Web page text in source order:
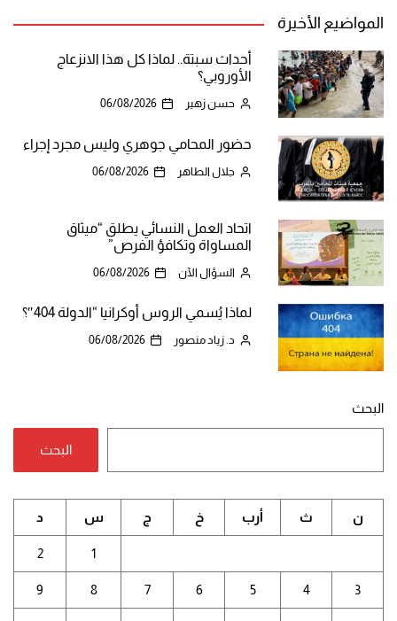
المواضيع الأخيرة
أحداث سبتة.. لماذا كل هذا الانزعاج
الأوروبي؟
حسن زهير 06/08/2026
حضور المحامي جوهري وليس مجرد إجراء
جلال الطاهر 06/08/2026
اتحاد العمل النسائي يطلق “ميثاق
المساواة وتكافؤ الفرص”
السؤال الآن 06/08/2026
لماذا يُسمي الروس أوكرانيا “الدولة 404″؟
د. زياد منصور 06/08/2026
البحث
البحث
ن ث أرب خ ج س د
1
2
3
4
5
6
7
8
9